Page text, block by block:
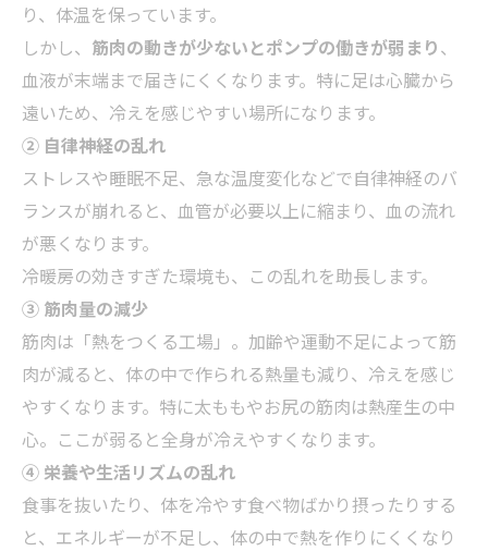
り、体温を保っています。
しかし、 筋肉の動きが少ないとポンプの働きが弱まり、
血液が末端まで届きにくくなります。特に足は心臓から
遠いため、冷えを感じやすい場所になります。
② 自律神経の乱れ
ストレスや睡眠不足、急な温度変化などで自律神経のバ
ランスが崩れると、血管が必要以上に縮まり、血の流れ
が悪くなります。
冷暖房の効きすぎた環境も、この乱れを助長します。
③ 筋肉量の減少
筋肉は「熱をつくる工場」。加齢や運動不足によって筋
肉が減ると、体の中で作られる熱量も減り、冷えを感じ
やすくなります。特に太ももやお尻の筋肉は熱産生の中
心。ここが弱ると全身が冷えやすくなります。
④ 栄養や生活リズムの乱れ
食事を抜いたり、体を冷やす食べ物ばかり摂ったりする
と、エネルギーが不足し、体の中で熱を作りにくくなり